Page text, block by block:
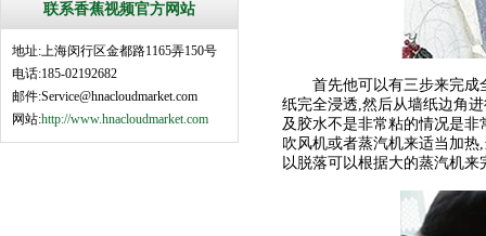
联系香蕉视频官方网站
地址:上海闵行区金都路1165弄150号
电话:185-02192682
邮件:Service@hnacloudmarket.com
网站:http://www.hnacloudmarket.com
首先他可以有三步来完成全
纸完全浸透,然后从墙纸边角
及胶水不是非常粘的情况是
吹风机或者蒸汽机来适当加
以脱落可以根据大的蒸汽机来